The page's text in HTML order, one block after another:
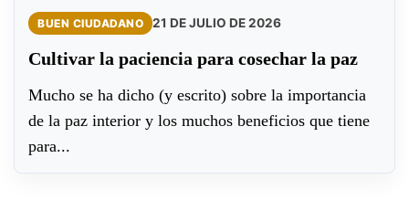
BUEN CIUDADANO 21 DE JULIO DE 2026
Cultivar la paciencia para cosechar la paz
Mucho se ha dicho (y escrito) sobre la importancia
de la paz interior y los muchos beneficios que tiene
para...